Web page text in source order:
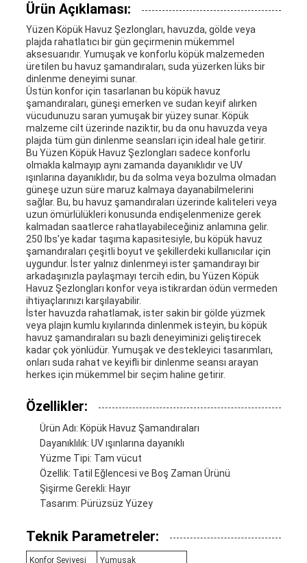
HARITASI
PRIVACY
POLICY
Ürün Açıklaması:
Yüzen Köpük Havuz Şezlongları, havuzda, gölde veya
plajda rahatlatıcı bir gün geçirmenin mükemmel
aksesuarıdır. Yumuşak ve konforlu köpük malzemeden
üretilen bu havuz şamandıraları, suda yüzerken lüks bir
dinlenme deneyimi sunar.
Üstün konfor için tasarlanan bu köpük havuz
şamandıraları, güneşi emerken ve sudan keyif alırken
vücudunuzu saran yumuşak bir yüzey sunar. Köpük
malzeme cilt üzerinde naziktir, bu da onu havuzda veya
plajda tüm gün dinlenme seansları için ideal hale getirir.
Bu Yüzen Köpük Havuz Şezlongları sadece konforlu
olmakla kalmayıp aynı zamanda dayanıklıdır ve UV
ışınlarına dayanıklıdır, bu da solma veya bozulma olmadan
güneşe uzun süre maruz kalmaya dayanabilmelerini
sağlar. Bu, bu havuz şamandıraları üzerinde kaliteleri veya
uzun ömürlülükleri konusunda endişelenmenize gerek
kalmadan saatlerce rahatlayabileceğiniz anlamına gelir.
250 lbs'ye kadar taşıma kapasitesiyle, bu köpük havuz
şamandıraları çeşitli boyut ve şekillerdeki kullanıcılar için
uygundur. İster yalnız dinlenmeyi ister şamandırayı bir
arkadaşınızla paylaşmayı tercih edin, bu Yüzen Köpük
Havuz Şezlongları konfor veya istikrardan ödün vermeden
ihtiyaçlarınızı karşılayabilir.
İster havuzda rahatlamak, ister sakin bir gölde yüzmek
veya plajın kumlu kıyılarında dinlenmek isteyin, bu köpük
havuz şamandıraları su bazlı deneyiminizi geliştirecek
kadar çok yönlüdür. Yumuşak ve destekleyici tasarımları,
onları suda rahat ve keyifli bir dinlenme seansı arayan
herkes için mükemmel bir seçim haline getirir.
Özellikler:
Ürün Adı: Köpük Havuz Şamandıraları
Dayanıklılık: UV ışınlarına dayanıklı
Yüzme Tipi: Tam vücut
Özellik: Tatil Eğlencesi ve Boş Zaman Ürünü
Şişirme Gerekli: Hayır
Tasarım: Pürüzsüz Yüzey
Teknik Parametreler:
Konfor Seviyesi Yumuşak